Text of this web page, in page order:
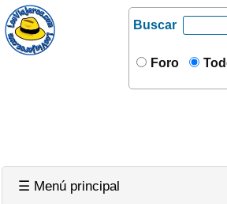
Buscar
Foro
☰ Menú principal